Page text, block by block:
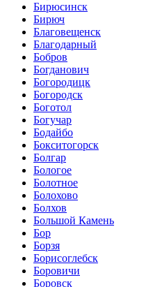
Бирюсинск
Бирюч
Благовещенск
Благодарный
Бобров
Богданович
Богородицк
Богородск
Боготол
Богучар
Бодайбо
Бокситогорск
Болгар
Бологое
Болотное
Болохово
Болхов
Большой Камень
Бор
Борзя
Борисоглебск
Боровичи
Боровск